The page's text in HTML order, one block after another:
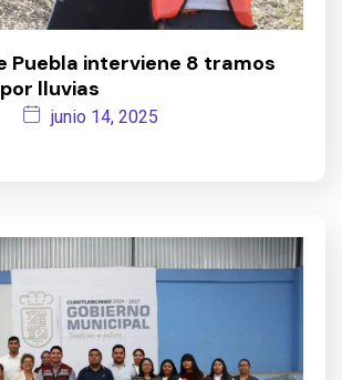
Puebla interviene 8 tramos
lluvias
junio 14, 2025